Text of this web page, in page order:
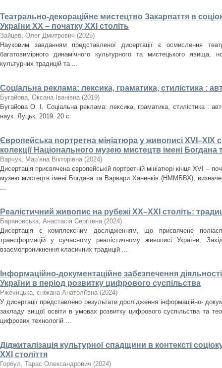
Театрально-декораційне мистецтво Закарпаття в
України ХХ – початку ХХІ століть
Зайцев, Олег Дмитрович (2025)
Науковим завданням представленої дисертації є осмислення
багатовимірного динамічного культурного та мистецького явища,
культурних традицій та ...
Соціальна реклама: лексика, граматика, стилістика :
Бугайова, Оксана Іванівна (2019)
Бугайова О. І. Соціальна реклама: лексика, граматика, стилістика :
наук. Луцьк, 2019. 20 с.
Європейська портретна мініатюра у живописі XVI–XIX
колекції Національного музею мистецтв імені Богдана
Варчук, Мар’яна Вікторівна (2024)
Дисертація присвячена європейській портретній мініатюрі кінця XVI –
музею мистецтв імені Богдана та Варвари Ханенків (НММБВХ),
...
Реалістичний живопис на рубежі ХХ–ХХІ століть:
Барановська, Анастасія Сергіївна (2024)
Дисертація є комплексним дослідженням, що присвячене
трансформацій у сучасному реалістичному живописі України,
взаємопроникнення класичних традицій ...
Інформаційно-документаційне забезпечення
України в період розвитку цифрового суспільства
Ржечицька, сніжана Анатоліївна (2024)
У дисертації представлено результати дослідження інформаційно-
закладу вищої освіти в умовах розвитку цифрового суспільства та
цифрових технологій ...
Діджиталізація культурної спадщини в контексті
ХХІ століття
Горбул, Тарас Олександрович (2024)